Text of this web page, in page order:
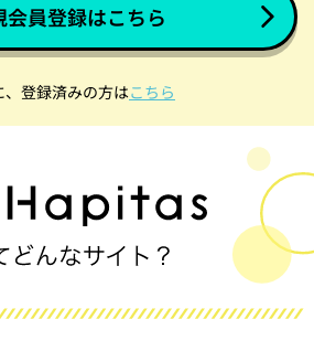
会員登録はこちら
、登録済みの方はこちら